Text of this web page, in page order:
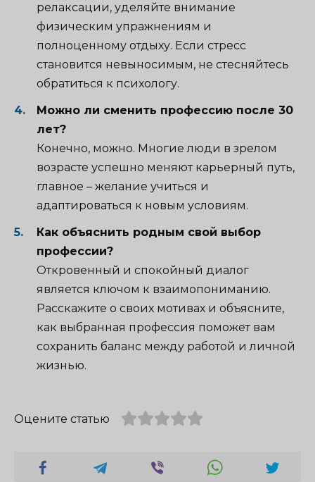
релаксации, уделяйте внимание
физическим упражнениям и
полноценному отдыху. Если стресс
становится невыносимым, не стесняйтесь
обратиться к психологу.
Можно ли сменить профессию после 30
лет?
Конечно, можно. Многие люди в зрелом
возрасте успешно меняют карьерный путь,
главное – желание учиться и
адаптироваться к новым условиям.
Как объяснить родным свой выбор
профессии?
Откровенный и спокойный диалог
является ключом к взаимопониманию.
Расскажите о своих мотивах и объясните,
как выбранная профессия поможет вам
сохранить баланс между работой и личной
жизнью.
Оцените статью